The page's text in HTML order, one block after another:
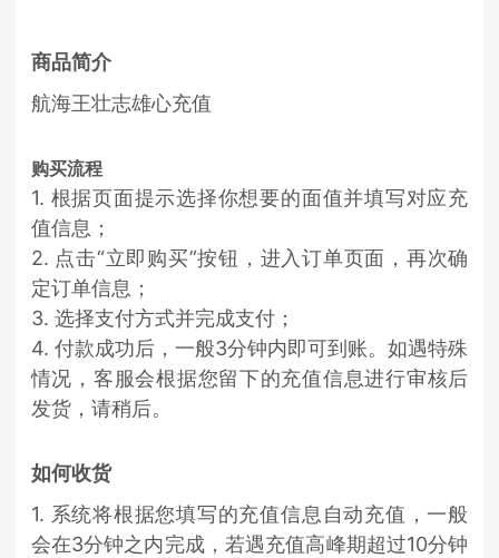
商品简介
航海王壮志雄心充值
购买流程
1. 根据页面提示选择你想要的面值并填写对应充
值信息；
2. 点击“立即购买”按钮，进入订单页面，再次确
定订单信息；
3. 选择支付方式并完成支付；
4. 付款成功后，一般3分钟内即可到账。如遇特殊
情况，客服会根据您留下的充值信息进行审核后
发货，请稍后。
如何收货
1. 系统将根据您填写的充值信息自动充值，一般
会在3分钟之内完成，若遇充值高峰期超过10分钟